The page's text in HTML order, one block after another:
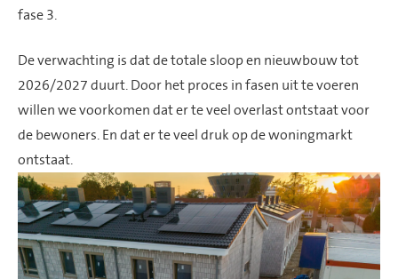
fase 3.
De verwachting is dat de totale sloop en nieuwbouw tot
2026/2027 duurt. Door het proces in fasen uit te voeren
willen we voorkomen dat er te veel overlast ontstaat voor
de bewoners. En dat er te veel druk op de woningmarkt
ontstaat.